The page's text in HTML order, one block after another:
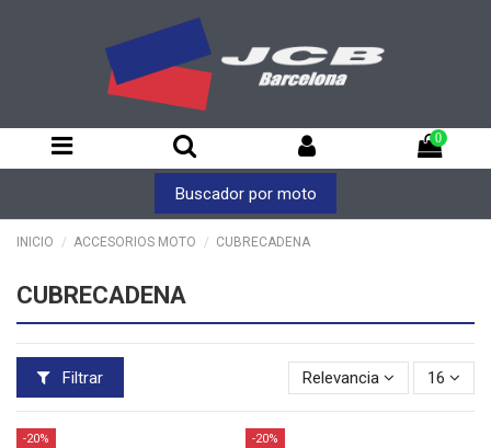
0
Buscador por moto
INICIO ACCESORIOS MOTO CUBRECADENA
CUBRECADENA
Filtrar Relevancia 16
-20% -20%